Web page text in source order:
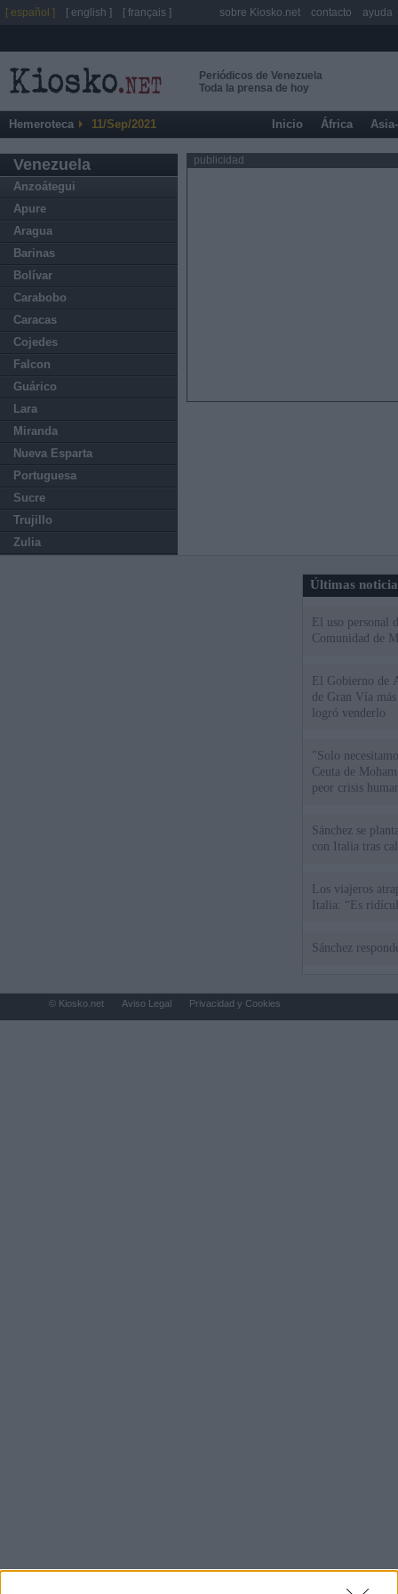
Periódicos de Venezuela
Toda la prensa de hoy
Hemeroteca 11/Sep/2021 Inicio África
Venezuela
Anzoátegui
Apure
Aragua
Barinas
Bolívar
Carabobo
Caracas
Cojedes
Falcon
Guárico
Lara
Miranda
Nueva Esparta
Portuguesa
Sucre
Trujillo
Zulia
publicidad
Últimas
El uso personal
Comunidad de
El Gobierno de
de Gran Vía
logró venderlo
"Solo
Ceuta de
peor crisis
Sánchez se
con Italia tras
Los viajeros
Italia: “Es
Sánchez
[ español ] [ english ] [ français ] sobre Kiosko.net contacto ayuda
© Kiosko.net Aviso Legal Privacidad y Cookies